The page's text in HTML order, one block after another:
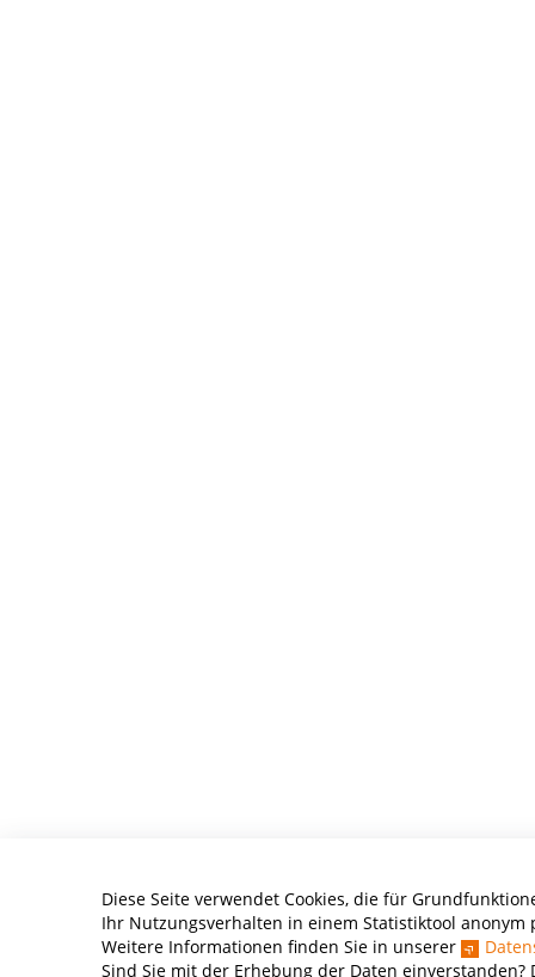
Diese Seite verwendet Cookies, die für
Ihr Nutzungsverhalten in einem Statistiktool
Weitere Informationen finden Sie in unserer
Sind Sie mit der Erhebung der Daten